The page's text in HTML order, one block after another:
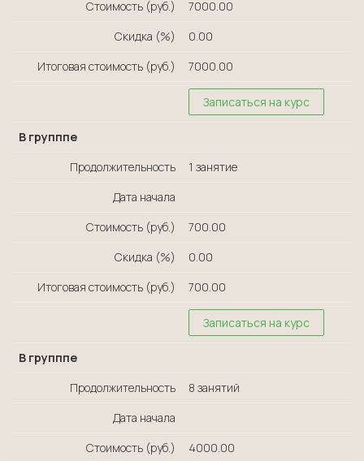
Стоимость (руб.)
7000.00
Скидка (%)
0.00
Итоговая стоимость (руб.)
7000.00
Записаться на курс
В групппе
Продолжительность
1 занятие
Дата начала
Стоимость (руб.)
700.00
Скидка (%)
0.00
Итоговая стоимость (руб.)
700.00
Записаться на курс
В групппе
Продолжительность
8 занятий
Дата начала
Стоимость (руб.)
4000.00